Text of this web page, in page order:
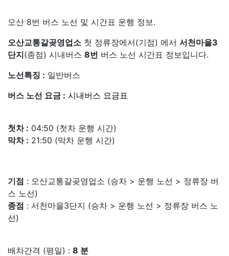
오산 8번 버스 노선 및 시간표 운행 정보.
오산교통갈곶영업소 첫 정류장에서(기점) 에서 서천마을3
단지(종점) 시내버스 8번 버스 노선 시간표 정보입니다.
노선특징 : 일반버스
버스 노선 요금 : 시내버스 요금표
첫차 : 04:50 (첫차 운행 시간)
막차 : 21:50 (막차 운행 시간)
기점 : 오산교통갈곶영업소 (승차 > 운행 노선 > 정류장 버
스 노선)
종점 : 서천마을3단지 (승차 > 운행 노선 > 정류장 버스 노
선)
배차간격 (평일) : 8 분